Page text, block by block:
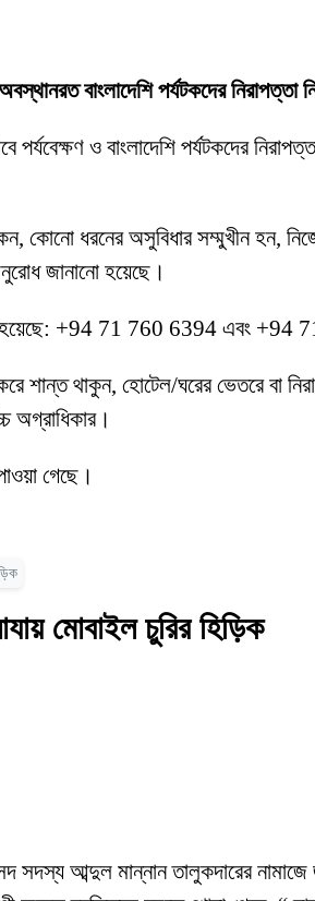
বাংলাদেশি পর্যটকদের
ও বাংলাদেশি পর্যটকদের
কোনো ধরনের অসুবিধার সম্মুখীন হন,
জানানো হয়েছে।
হয়েছে: +94 71 760 6394 এবং
শান্ত থাকুন, হোটেল/ঘরের ভেতরে বা
অগ্রাধিকার।
গেছে।
মোবাইল চুরির হিড়িক
সদস্য আব্দুল মান্নান তালুকদারের